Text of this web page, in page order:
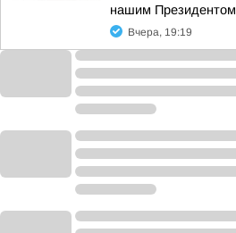
нашим Президентом
Вчера, 19:19